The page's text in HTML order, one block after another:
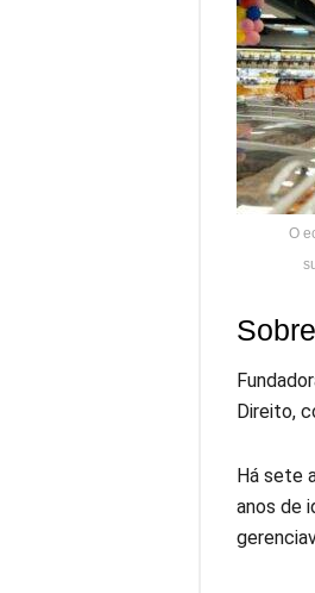
O
Direito,
Há sete
anos de